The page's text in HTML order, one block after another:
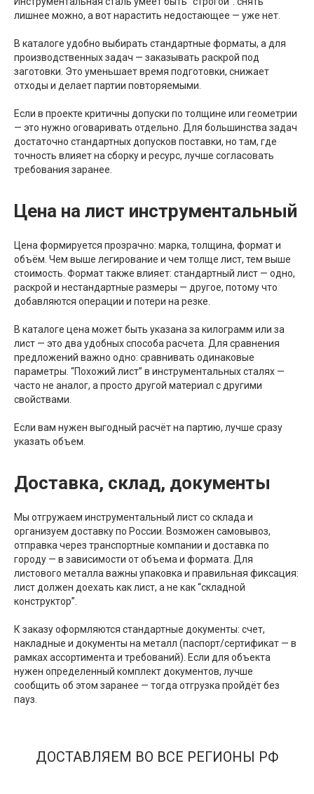
лишнее можно, а вот нарастить недостающее — уже нет.
В каталоге удобно выбирать стандартные форматы, а для
производственных задач — заказывать раскрой под
заготовки. Это уменьшает время подготовки, снижает
отходы и делает партии повторяемыми.
Если в проекте критичны допуски по толщине или геометрии
— это нужно оговаривать отдельно. Для большинства задач
достаточно стандартных допусков поставки, но там, где
точность влияет на сборку и ресурс, лучше согласовать
требования заранее.
Цена на лист инструментальный
Цена формируется прозрачно: марка, толщина, формат и
объём. Чем выше легирование и чем толще лист, тем выше
стоимость. Формат также влияет: стандартный лист — одно,
раскрой и нестандартные размеры — другое, потому что
добавляются операции и потери на резке.
В каталоге цена может быть указана за килограмм или за
лист — это два удобных способа расчета. Для сравнения
предложений важно одно: сравнивать одинаковые
параметры. “Похожий лист” в инструментальных сталях —
часто не аналог, а просто другой материал с другими
свойствами.
Если вам нужен выгодный расчёт на партию, лучше сразу
указать объем.
Доставка, склад, документы
Мы отгружаем инструментальный лист со склада и
организуем доставку по России. Возможен самовывоз,
отправка через транспортные компании и доставка по
городу — в зависимости от объема и формата. Для
листового металла важны упаковка и правильная фиксация:
лист должен доехать как лист, а не как “складной
конструктор”.
К заказу оформляются стандартные документы: счет,
накладные и документы на металл (паспорт/сертификат — в
рамках ассортимента и требований). Если для объекта
нужен определенный комплект документов, лучше
сообщить об этом заранее — тогда отгрузка пройдёт без
пауз.
ДОСТАВЛЯЕМ ВО ВСЕ РЕГИОНЫ РФ